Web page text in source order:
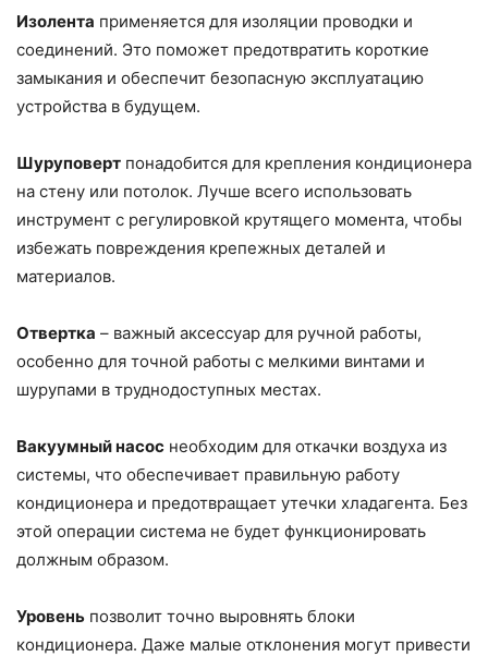
Изолента применяется для изоляции проводки и
соединений. Это поможет предотвратить короткие
замыкания и обеспечит безопасную эксплуатацию
устройства в будущем.
Шуруповерт понадобится для крепления кондиционера
на стену или потолок. Лучше всего использовать
инструмент с регулировкой крутящего момента, чтобы
избежать повреждения крепежных деталей и
материалов.
Отвертка – важный аксессуар для ручной работы,
особенно для точной работы с мелкими винтами и
шурупами в труднодоступных местах.
Вакуумный насос необходим для откачки воздуха из
системы, что обеспечивает правильную работу
кондиционера и предотвращает утечки хладагента. Без
этой операции система не будет функционировать
должным образом.
Уровень позволит точно выровнять блоки
кондиционера. Даже малые отклонения могут привести